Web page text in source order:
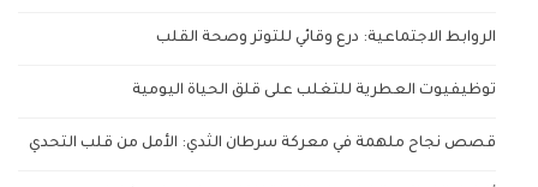
الروابط الاجتماعية: درع وقائي للتوتر وصحة القلب
توظيفيوت العطرية للتغلب على قلق الحياة اليومية
قصص نجاح ملهمة في معركة سرطان الثدي: الأمل من قلب التحدي